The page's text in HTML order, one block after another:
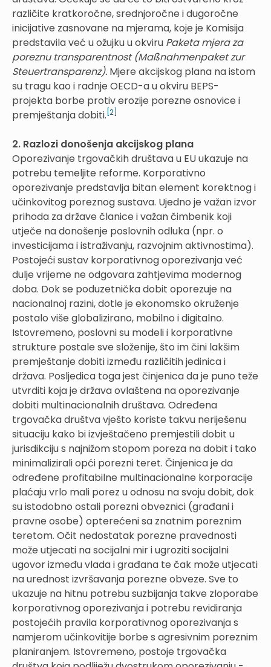
različite kratkoročne, srednjoročne i dugoročne
inicijative zasnovane na mjerama, koje je Komisija
predstavila već u ožujku u okviru Paketa mjera za
poreznu transparentnost (Maßnahmenpaket zur
Steuertransparenz). Mjere akcijskog plana na istom
su tragu kao i radnje OECD-a u okviru BEPS-
projekta borbe protiv erozije porezne osnovice i
premještanja dobiti. [2]
2. Razlozi donošenja akcijskog plana
Oporezivanje trgovačkih društava u EU ukazuje na
potrebu temeljite reforme. Korporativno
oporezivanje predstavlja bitan element korektnog i
učinkovitog poreznog sustava. Ujedno je važan izvor
prihoda za države članice i važan čimbenik koji
utječe na donošenje poslovnih odluka (npr. o
investicijama i istraživanju, razvojnim aktivnostima).
Postojeći sustav korporativnog oporezivanja već
dulje vrijeme ne odgovara zahtjevima modernog
doba. Dok se poduzetnička dobit oporezuje na
nacionalnoj razini, dotle je ekonomsko okruženje
postalo više globalizirano, mobilno i digitalno.
Istovremeno, poslovni su modeli i korporativne
strukture postale sve složenije, što im čini lakšim
premještanje dobiti između različitih jedinica i
država. Posljedica toga jest činjenica da je puno teže
utvrditi koja je država ovlaštena na oporezivanje
dobiti multinacionalnih društava. Određena
trgovačka društva vješto koriste takvu neriješenu
situaciju kako bi izvještačeno premjestili dobit u
jurisdikciju s najnižom stopom poreza na dobit i tako
minimalizirali opći porezni teret. Činjenica je da
određene profitabilne multinacionalne korporacije
plaćaju vrlo mali porez u odnosu na svoju dobit, dok
su istodobno ostali porezni obveznici (građani i
pravne osobe) opterećeni sa znatnim poreznim
teretom. Očit nedostatak porezne pravednosti
može utjecati na socijalni mir i ugroziti socijalni
ugovor između vlada i građana te čak može utjecati
na urednost izvršavanja porezne obveze. Sve to
ukazuje na hitnu potrebu suzbijanja takve zloporabe
korporativnog oporezivanja i potrebu revidiranja
postojećih pravila korporativnog oporezivanja s
namjerom učinkovitije borbe s agresivnim poreznim
planiranjem. Istovremeno, postoje trgovačka